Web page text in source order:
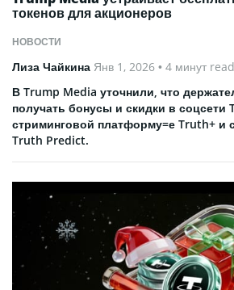
НОВОСТИ
токенов для акционеров
Лиза Чайкина Янв 1, 2026 • 4 минут read
В Trump Media уточнили, что
получать бонусы и скидки в соцсети
стриминговой платформу=е Truth+ и
Truth Predict.